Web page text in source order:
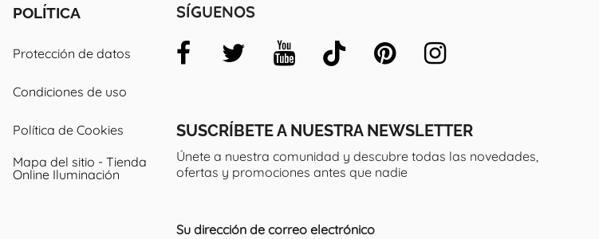
POLÍTICA
Protección de datos
Condiciones de uso
Política de Cookies
Mapa del sitio - Tienda
Online Iluminación
SUSCRÍBETE A NUESTRA NEWSLETTER
Únete a nuestra comunidad y descubre todas las novedades,
ofertas y promociones antes que nadie
Su dirección de correo electrónico
SÍGUENOS